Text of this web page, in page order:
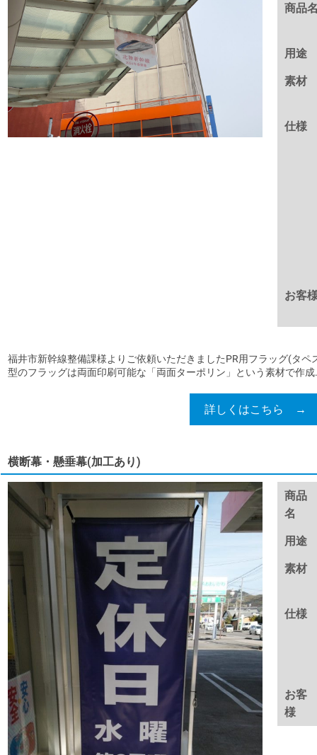
商品
用途
素材
仕様
お客
福井市新幹線整備課様よりご依頼いただきましたPR用フラッグ(タペ
型のフラッグは両面印刷可能な「両面ターポリン」という素材で作成
詳しくはこちら →
横断幕・懸垂幕(加工あり)
商品
名
用途
素材
仕様
お客
様